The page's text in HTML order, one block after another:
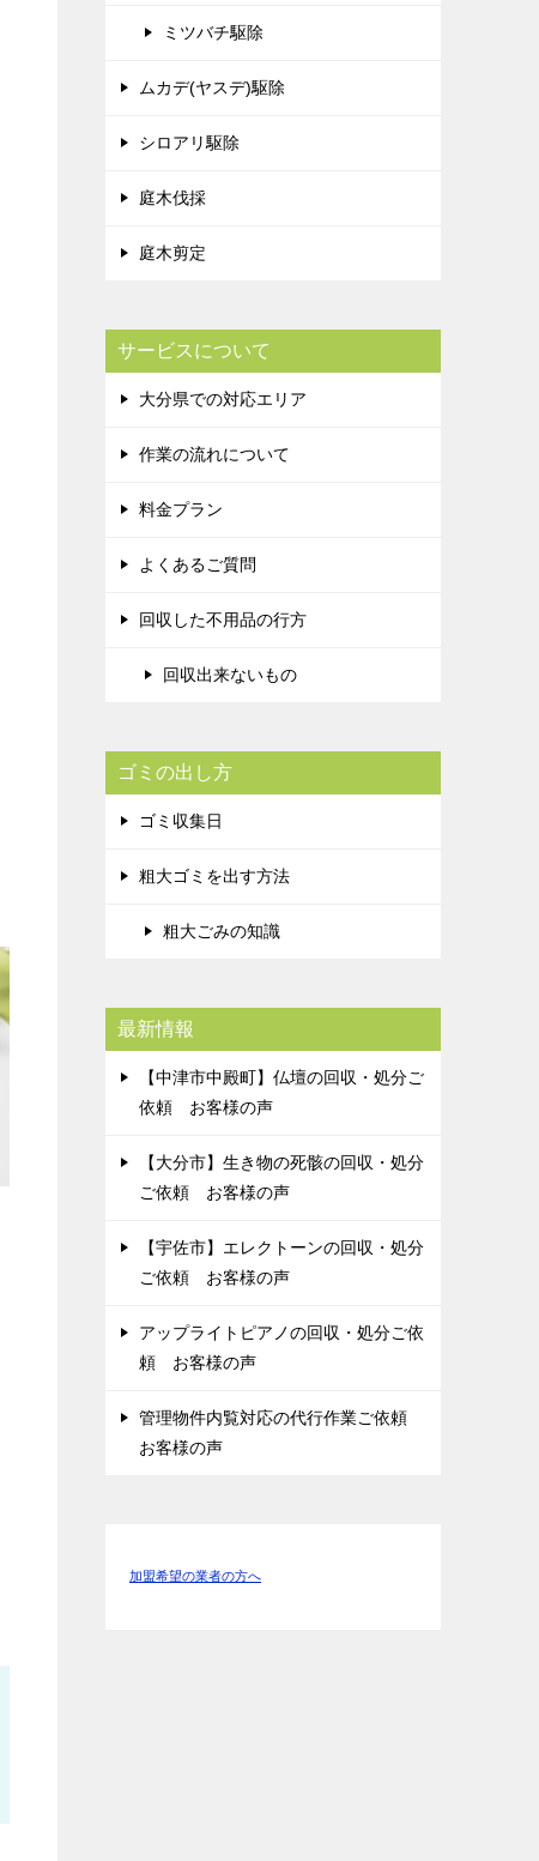
ミツバチ駆除
ムカデ(ヤスデ)駆除
シロアリ駆除
庭木伐採
庭木剪定
サービスについて
大分県での対応エリア
作業の流れについて
料金プラン
よくあるご質問
回収した不用品の行方
回収出来ないもの
ゴミの出し方
ゴミ収集日
粗大ゴミを出す方法
粗大ごみの知識
最新情報
【中津市中殿町】仏壇の回収・処分ご
依頼 お客様の声
【大分市】生き物の死骸の回収・処分
ご依頼 お客様の声
【宇佐市】エレクトーンの回収・処分
ご依頼 お客様の声
アップライトピアノの回収・処分ご依
頼 お客様の声
管理物件内覧対応の代行作業ご依頼
お客様の声
加盟希望の業者の方へ